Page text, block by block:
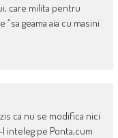
care milita pentru
geama aia cu masini
ca nu se modifica nici
l inteleg pe Ponta,cum